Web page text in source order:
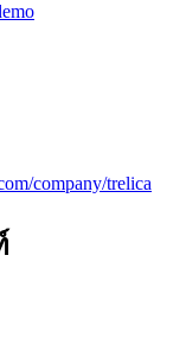
company/trelica